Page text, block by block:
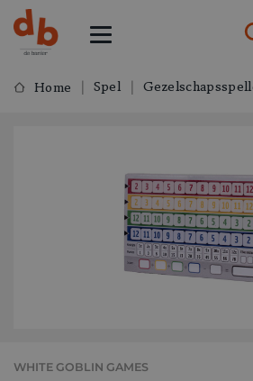
Home Spel
WHITE GOBLIN GAMES